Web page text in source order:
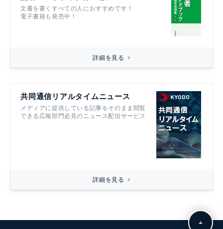
文書を書くすべての人におすすめです！
電子書籍も発売中！
詳細を見る
共同通信リアルタイムニュース
メディアに提供している記事をそのまま閲覧
できる広報部門必見のニュース配信サービス
詳細を見る